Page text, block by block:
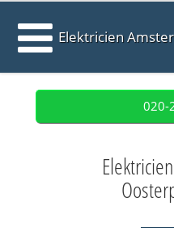
Elektricien
020-